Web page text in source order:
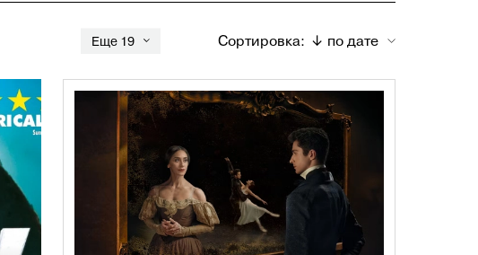
Еще 19 Сортировка: ↓ по дате